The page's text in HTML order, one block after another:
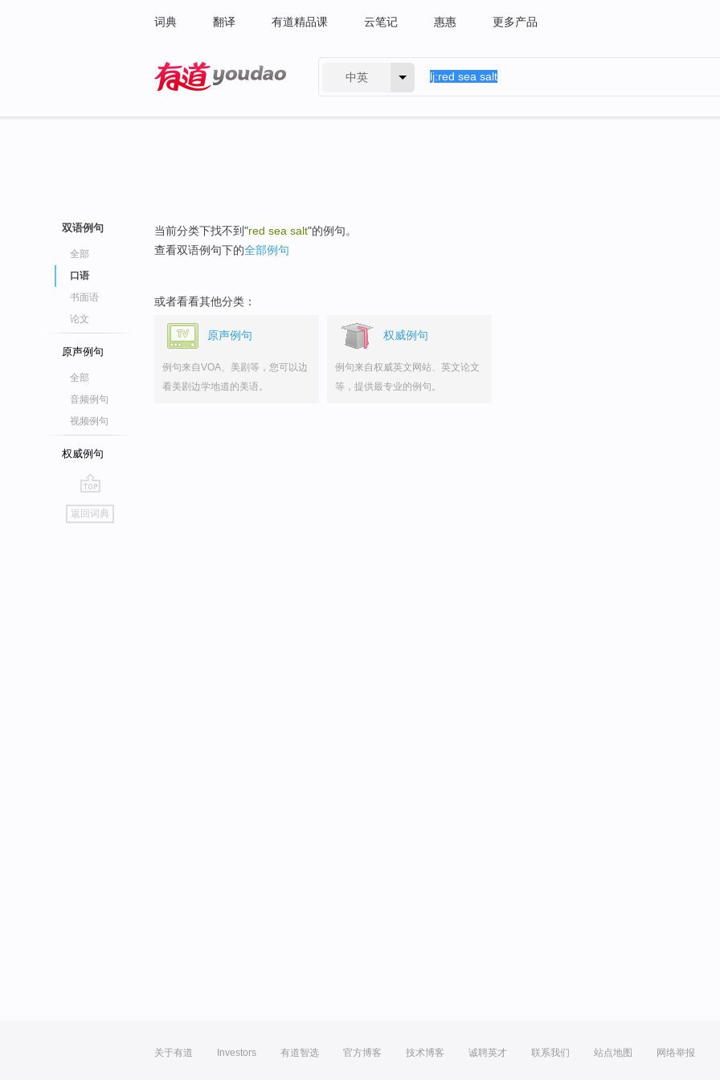
词典 翻译 有道精品课 云笔记 惠惠 更多产品
中英
双语例句
全部
口语
书面语
论文
原声例句
全部
音频例句
视频例句
权威例句
go
top
返回词典
当前分类下找不到"red sea salt"的例句。
查看双语例句下的全部例句
或者看看其他分类：
原声例句
例句来自VOA、美剧等，您可以边
看美剧边学地道的美语。
权威例句
例句来自权威英文网站、英文论文
等，提供最专业的例句。
关于有道 Investors 有道智选 官方博客 技术博客 诚聘英才 联系我们 站点地图 网络举报